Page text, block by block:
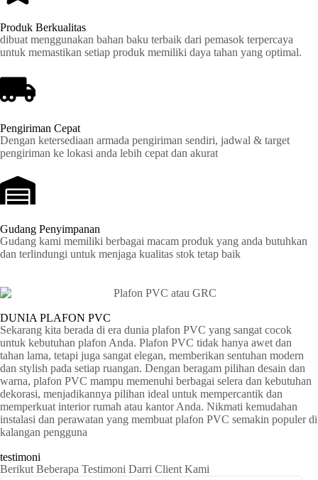
Produk Berkualitas
dibuat menggunakan bahan baku terbaik dari pemasok terpercaya
untuk memastikan setiap produk memiliki daya tahan yang optimal.
Pengiriman Cepat
Dengan ketersediaan armada pengiriman sendiri, jadwal & target
pengiriman ke lokasi anda lebih cepat dan akurat
Gudang Penyimpanan
Gudang kami memiliki berbagai macam produk yang anda butuhkan
dan terlindungi untuk menjaga kualitas stok tetap baik
DUNIA PLAFON PVC
Sekarang kita berada di era dunia plafon PVC yang sangat cocok
untuk kebutuhan plafon Anda. Plafon PVC tidak hanya awet dan
tahan lama, tetapi juga sangat elegan, memberikan sentuhan modern
dan stylish pada setiap ruangan. Dengan beragam pilihan desain dan
warna, plafon PVC mampu memenuhi berbagai selera dan kebutuhan
dekorasi, menjadikannya pilihan ideal untuk mempercantik dan
memperkuat interior rumah atau kantor Anda. Nikmati kemudahan
instalasi dan perawatan yang membuat plafon PVC semakin populer di
kalangan pengguna
testimoni
Berikut Beberapa Testimoni Darri Client Kami